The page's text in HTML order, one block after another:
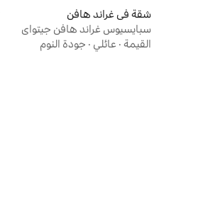
شقة في غراند هافن
سبايسيوس غراند هافن جيتواي
القيمة · عائلي · جودة النوم